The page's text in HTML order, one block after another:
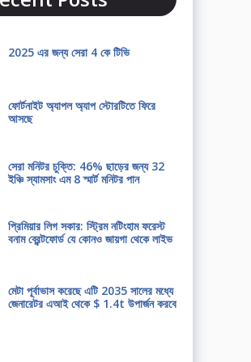
2025 এর জন্য সেরা 4 কে টিভি
ফোর্টনাইট অ্যাপল অ্যাপ স্টোরটিতে ফিরে
আসছে
সেরা মনিটর চুক্তি: 46% ছাড়ের জন্য 32
ইঞ্চি স্যামসাং এম 8 স্মার্ট মনিটর পান
প্রিমিয়ার লিগ সকার: স্ট্রিম নটিংহাম ফরেস্ট
বনাম ব্রেন্টফোর্ড যে কোনও জায়গা থেকে লাইভ
মেটা পূর্বাভাস করেছে এটি 2035 সালের মধ্যে
জেনারেটর এআই থেকে $ 1.4t উপার্জন করবে